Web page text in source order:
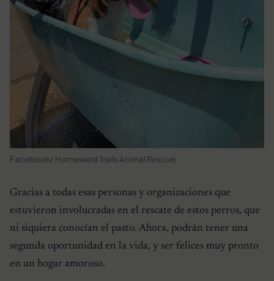
Facebook/ Homeward Trails Animal Rescue
Gracias a todas esas personas y organizaciones que
estuvieron involucradas en el rescate de estos perros, que
ni siquiera conocían el pasto. Ahora, podrán tener una
segunda oportunidad en la vida, y ser felices muy pronto
en un hogar amoroso.